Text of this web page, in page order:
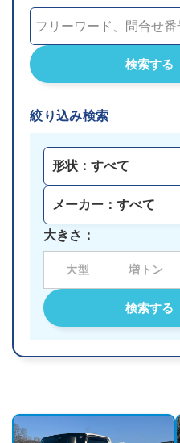
絞り込み検索
大きさ：
大型 増トン